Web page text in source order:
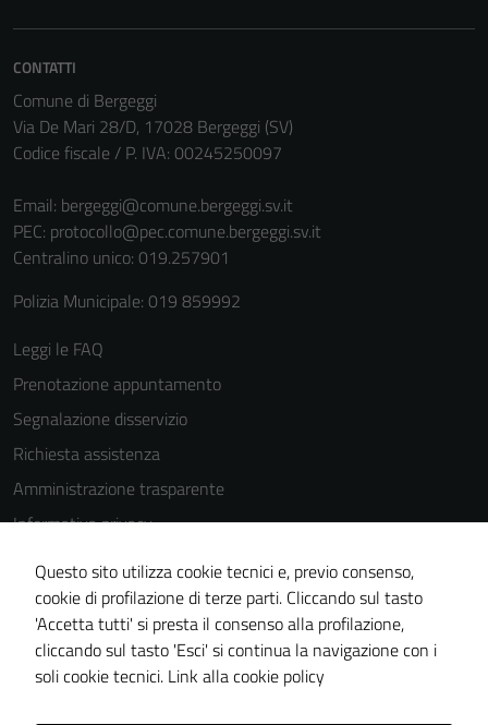
CONTATTI
Comune di Bergeggi
Via De Mari 28/D, 17028 Bergeggi (SV)
Codice fiscale / P. IVA: 00245250097
Email: bergeggi@comune.bergeggi.sv.it
PEC: protocollo@pec.comune.bergeggi.sv.it
Centralino unico: 019.257901
Polizia Municipale: 019 859992
Leggi le FAQ
Prenotazione appuntamento
Segnalazione disservizio
Richiesta assistenza
Amministrazione trasparente
Informativa privacy
Cookie Policy
Note legali
Dichiarazione di accessibilità
Piano di miglioramento del sito
Questo sito utilizza cookie tecnici e, previo consenso,
cookie di profilazione di terze parti. Cliccando sul tasto
'Accetta tutti' si presta il consenso alla profilazione,
cliccando sul tasto 'Esci' si continua la navigazione con i
soli cookie tecnici. Link alla cookie policy